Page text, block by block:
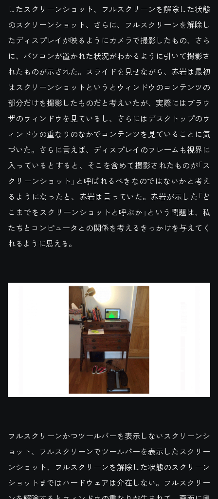
したスクリーンショット、フルスクリーンを解除した状態
のスクリーンショット、さらに、フルスクリーンを解除し
たディスプレイが映るようにカメラで撮影したもの、さら
に、パソコンが置かれた状況がわかるように引いて撮影さ
れたものが示された。スライドを見せながら、赤岩は最初
はスクリーンショットというとウィンドウのコンテンツの
部分だけを撮影したものだと考えいたが、実際にはブラウ
ザのウィンドウを見ているし、さらにはデスクトップのウ
ィンドウの重なりのなかでコンテンツを見ていることに気
づいた。さらに言えば、ディスプレイのフレームも視界に
入っているとすると、そこを含めて撮影されたものが「ス
クリーンショット」と呼ばれるべきなのではないかと考え
るようになったと、赤岩は言っていた。赤岩が示した「ど
こまでをスクリーンショットと呼ぶか」という問題は、私
たちとコンピュータとの関係を考えるきっかけを与えてく
れるように思える。
フルスクリーンかつツールバーを表示しないスクリーンシ
ョット、フルスクリーンでツールバーを表示したスクリー
ンショット、フルスクリーンを解除した状態のスクリーン
ショットまではハードウェアは介在しない。フルスクリー